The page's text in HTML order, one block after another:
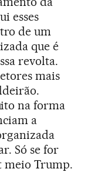
esses
de um
que é
revolta.
mais
na forma
a
Só se for
meio Trump.